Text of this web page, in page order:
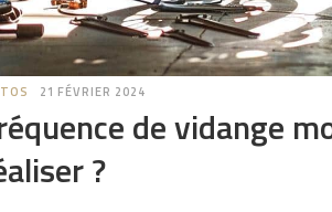
21 FÉVRIER 2024
de vidange
?